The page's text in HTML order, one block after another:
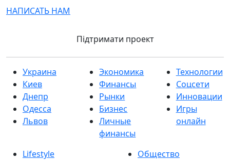
НАПИСАТЬ НАМ
Підтримати проект
Украина
Киев
Днепр
Одесса
Львов
Экономика
Финансы
Рынки
Бизнес
Личные
финансы
Технологии
Соцсети
Инновации
Игры
онлайн
Lifestyle
Общество